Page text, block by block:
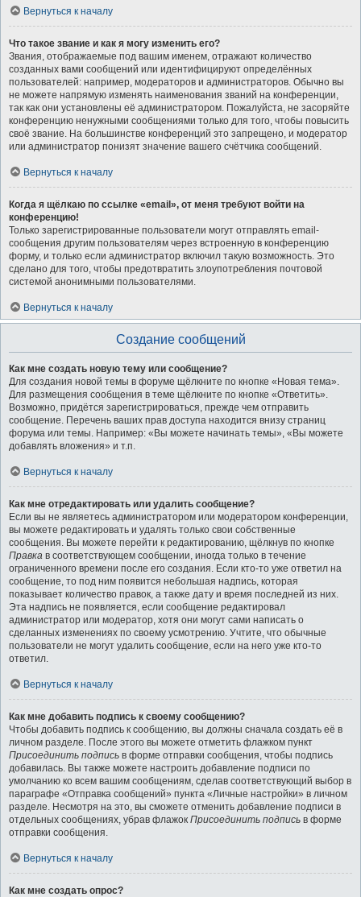
Вернуться к началу
Что такое звание и как я могу изменить его?
Звания, отображаемые под вашим именем, отражают количество
созданных вами сообщений или идентифицируют определённых
пользователей: например, модераторов и администраторов. Обычно вы
не можете напрямую изменять наименования званий на конференции,
так как они установлены её администратором. Пожалуйста, не засоряйте
конференцию ненужными сообщениями только для того, чтобы повысить
своё звание. На большинстве конференций это запрещено, и модератор
или администратор понизят значение вашего счётчика сообщений.
Вернуться к началу
Когда я щёлкаю по ссылке «email», от меня требуют войти на
конференцию!
Только зарегистрированные пользователи могут отправлять email-
сообщения другим пользователям через встроенную в конференцию
форму, и только если администратор включил такую возможность. Это
сделано для того, чтобы предотвратить злоупотребления почтовой
системой анонимными пользователями.
Вернуться к началу
Создание сообщений
Как мне создать новую тему или сообщение?
Для создания новой темы в форуме щёлкните по кнопке «Новая тема».
Для размещения сообщения в теме щёлкните по кнопке «Ответить».
Возможно, придётся зарегистрироваться, прежде чем отправить
сообщение. Перечень ваших прав доступа находится внизу страниц
форума или темы. Например: «Вы можете начинать темы», «Вы можете
добавлять вложения» и т.п.
Вернуться к началу
Как мне отредактировать или удалить сообщение?
Если вы не являетесь администратором или модератором конференции,
вы можете редактировать и удалять только свои собственные
сообщения. Вы можете перейти к редактированию, щёлкнув по кнопке
Правка в соответствующем сообщении, иногда только в течение
ограниченного времени после его создания. Если кто-то уже ответил на
сообщение, то под ним появится небольшая надпись, которая
показывает количество правок, а также дату и время последней из них.
Эта надпись не появляется, если сообщение редактировал
администратор или модератор, хотя они могут сами написать о
сделанных изменениях по своему усмотрению. Учтите, что обычные
пользователи не могут удалить сообщение, если на него уже кто-то
ответил.
Вернуться к началу
Как мне добавить подпись к своему сообщению?
Чтобы добавить подпись к сообщению, вы должны сначала создать её в
личном разделе. После этого вы можете отметить флажком пункт
Присоединить подпись в форме отправки сообщения, чтобы подпись
добавилась. Вы также можете настроить добавление подписи по
умолчанию ко всем вашим сообщениям, сделав соответствующий выбор в
параграфе «Отправка сообщений» пункта «Личные настройки» в личном
разделе. Несмотря на это, вы сможете отменить добавление подписи в
отдельных сообщениях, убрав флажок Присоединить подпись в форме
отправки сообщения.
Вернуться к началу
Как мне создать опрос?